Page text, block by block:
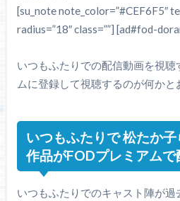
[su_note note_color=”#CEF6F5″
radius=”18″ class=””] [ad#fod-
いつもふたりでの配信動画を視
ムに登録して視聴するのが何かと
いつもふたりで 松たか
作品がFODプレミアムで
いつもふたりでのキャスト陣が